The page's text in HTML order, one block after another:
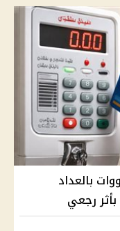
بالعداد